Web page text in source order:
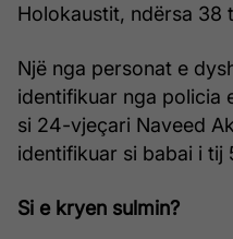
Holokaustit, ndërsa 38
Një nga personat e
identifikuar nga policia
si 24-vjeçari Naveed
identifikuar si babai i tij
Si e kryen sulmin?